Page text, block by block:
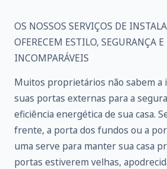
OS NOSSOS SERVIÇOS DE
OFERECEM ESTILO, SEGURANÇA
INCOMPARÁVEIS
Muitos proprietários não sabem a
suas portas externas para a
eficiência energética de sua casa.
frente, a porta dos fundos ou a
uma serve para manter sua casa
portas estiverem velhas,